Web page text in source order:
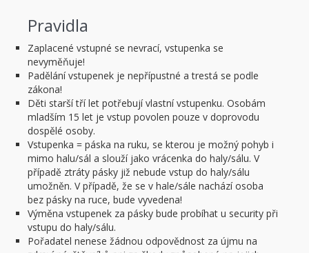
Pravidla
Zaplacené vstupné se nevrací, vstupenka se
nevyměňuje!
Padělání vstupenek je nepřípustné a trestá se podle
zákona!
Děti starší tří let potřebují vlastní vstupenku. Osobám
mladším 15 let je vstup povolen pouze v doprovodu
dospělé osoby.
Vstupenka = páska na ruku, se kterou je možný pohyb i
mimo halu/sál a slouží jako vrácenka do haly/sálu. V
případě ztráty pásky již nebude vstup do haly/sálu
umožněn. V případě, že se v hale/sále nachází osoba
bez pásky na ruce, bude vyvedena!
Výměna vstupenek za pásky bude probíhat u security při
vstupu do haly/sálu.
Pořadatel nenese žádnou odpovědnost za újmu na